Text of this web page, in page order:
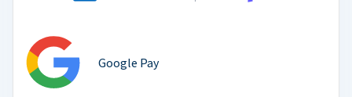
Google Pay